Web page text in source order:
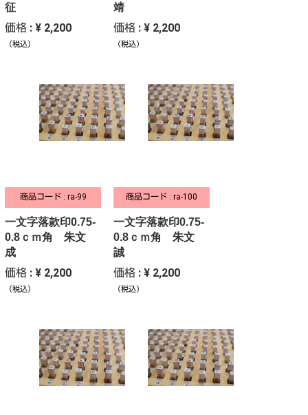
征
価格 : ¥ 2,200
（税込）
靖
価格 : ¥ 2,200
（税込）
商品コード : ra-99
一文字落款印0.75-
0.8ｃｍ角 朱文
成
価格 : ¥ 2,200
（税込）
商品コード : ra-100
一文字落款印0.75-
0.8ｃｍ角 朱文
誠
価格 : ¥ 2,200
（税込）